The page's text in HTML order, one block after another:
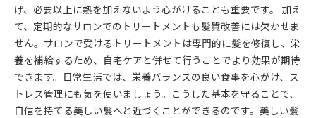
げ、必要以上に熱を加えないよう心がけることも重要です。 加え
て、定期的なサロンでのトリートメントも髪質改善には欠かせま
せん。サロンで受けるトリートメントは専門的に髪を修復し、栄
養を補給するため、自宅ケアと併せて行うことでより効果が期待
できます。日常生活では、栄養バランスの良い食事を心がけ、ス
トレス管理にも気を使いましょう。こうした基本を守ることで、
自信を持てる美しい髪へと近づくことができるのです。美しい髪